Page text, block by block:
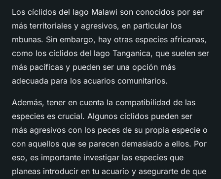
Los cíclidos del lago Malawi son conocidos por ser
más territoriales y agresivos, en particular los
mbunas. Sin embargo, hay otras especies africanas,
como los cíclidos del lago Tanganica, que suelen ser
más pacíficas y pueden ser una opción más
adecuada para los acuarios comunitarios.
Además, tener en cuenta la compatibilidad de las
especies es crucial. Algunos cíclidos pueden ser
más agresivos con los peces de su propia especie o
con aquellos que se parecen demasiado a ellos. Por
eso, es importante investigar las especies que
planeas introducir en tu acuario y asegurarte de que